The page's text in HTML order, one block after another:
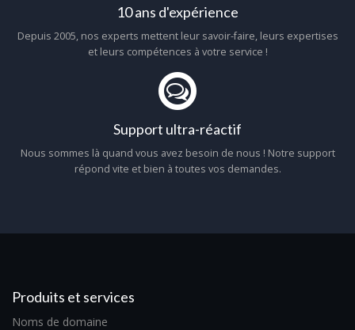
10 ans d'expérience
Depuis 2005, nos experts mettent leur savoir-faire, leurs expertises
et leurs compétences à votre service !
Support ultra-réactif
Nous sommes là quand vous avez besoin de nous ! Notre support
répond vite et bien à toutes vos demandes.
Produits et services
Noms de domaine